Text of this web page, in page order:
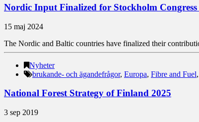
Nordic Input Finalized for Stockholm Congress
15 maj 2024
The Nordic and Baltic countries have finalized their
Nyheter
brukande- och ägandefrågor, Europa, Fibre and Fuel,
National Forest Strategy of Finland 2025
3 sep 2019